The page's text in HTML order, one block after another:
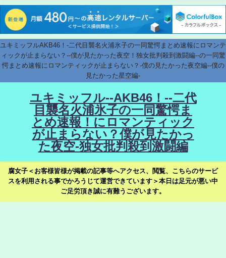
ユキミッフルAKB46！-二代目襲名火浦氷子の一同驚愕まとめ速報にロマンテ
ィックが止まらない？--僕が見たかった夜空！独女批判殺到激闘編--の一同驚
愕まとめ速報にロマンティックが止まらない？-僕の見たかった夜空編--僕の
見たかった星空編-
ユキミッフル--AKB46！--二代
目襲名火浦氷子の一同驚愕ま
とめ速報！にロマンティック
が止まらない？僕が見たかっ
た夜空-独女批判殺到激闘編
腐女子＜お客様皆様が掲載の記事等へアクセス、閲覧、こちらのサービ
スを利用される事でかろうじて運営できています＞本日は足元が悪い中
ご足労頂き誠に有難うございます。